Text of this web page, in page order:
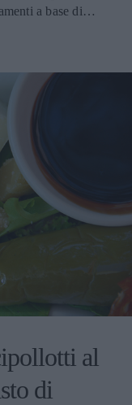
a base di
al
di